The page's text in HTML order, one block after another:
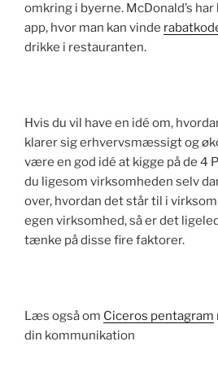
omkring i byerne. McDonald’s
app, hvor man kan vinde
drikke i restauranten.
Hvis du vil have en idé om,
klarer sig erhvervsmæssigt og
være en god idé at kigge på de 4
du ligesom virksomheden selv
over, hvordan det står til i
egen virksomhed, så er det
tænke på disse fire faktorer.
Læs også om Ciceros pentagram
din kommunikation